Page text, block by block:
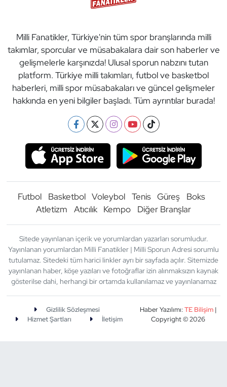
Milli Fanatikler, Türkiye'nin tüm spor branşlarında milli
takımlar, sporcular ve müsabakalara dair son haberler ve
gelişmelerle karşınızda! Ulusal sporun nabzını tutan
platform. Türkiye milli takımları, futbol ve basketbol
haberleri, milli spor müsabakaları ve güncel gelişmeler
hakkında en yeni bilgiler başladı. Tüm ayrıntılar burada!
Futbol Basketbol Voleybol Tenis Güreş
Boks
Atletizm
Atıcılık Kempo Diğer Branşlar
Sitede yayınlanan içerik ve yorumlardan yazarları sorumludur.
Yayınlanan yorumlardan Milli Fanatikler | Milli Sporun Adresi sorumlu
tutulamaz. Sitedeki tüm harici linkler ayrı bir sayfada açılır. Sitemizde
yayınlanan haber, köşe yazıları ve fotoğraflar izin alınmaksızın kaynak
gösterilse dahi, herhangi bir ortamda kullanılamaz ve yayınlanamaz
Gizlilik Sözleşmesi
Hizmet Şartları
İletişim
Haber Yazılımı:TE Bilişim|
Copyright © 2026